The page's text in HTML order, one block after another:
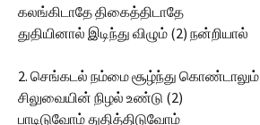
கலங்கிடாதே திகைத்திடாதே
துதியினால் இடிந்து விழும் (2) நன்றியால்
2. செங்கடல் நம்மை சூழ்ந்து கொண்டாலும்
சிலுவையின் நிழல் உண்டு (2)
பாடிடுவோம் துதித்திடுவோம்